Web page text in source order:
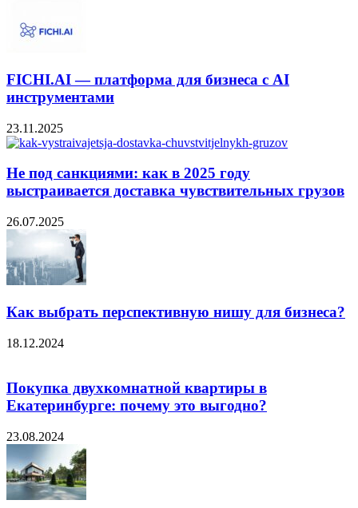
FICHI.AI — платформа для бизнеса с AI
инструментами
23.11.2025
Не под санкциями: как в 2025 году
выстраивается доставка чувствительных грузов
26.07.2025
Как выбрать перспективную нишу для бизнеса?
18.12.2024
Покупка двухкомнатной квартиры в
Екатеринбурге: почему это выгодно?
23.08.2024